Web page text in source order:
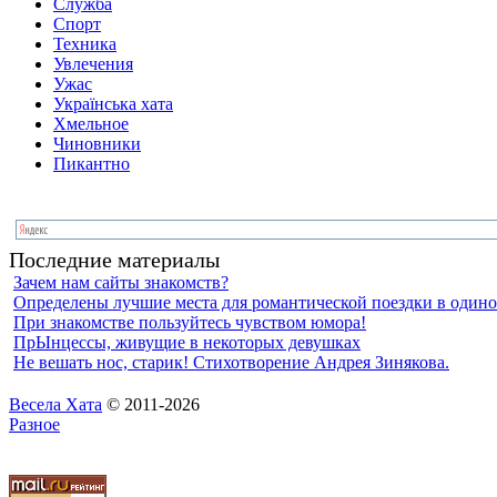
Спорт
Техника
Увлечения
Ужас
Українська хата
Хмельное
Чиновники
Пикантно
Последние материалы
Зачем нам сайты знакомств?
Определены лучшие места для романтической поездки в
При знакомстве пользуйтесь чувством юмора!
ПрЫнцессы, живущие в некоторых девушках
Не вешать нос, старик! Стихотворение Андрея Зинякова.
Весела Хата © 2011-2026
Разное